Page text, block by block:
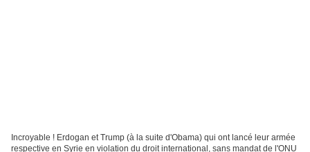
Incroyable ! Erdogan et Trump (à la suite d'Obama) qui ont lancé leur armée
respective en Syrie en violation du droit international, sans mandat de l'ONU